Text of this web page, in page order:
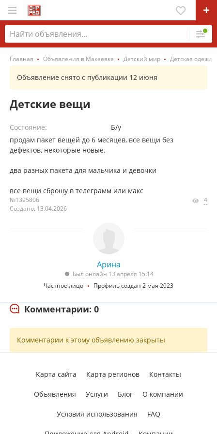
Главная Объявления в Макеевке Детский мир Детская одежда
Объявление снято с публикации 12 июня
Детские вещи
Состояние:
Б/у
продам пакет вещей до 6 месяцев, все вещи без
дефектов, некоторые новые.
два разных пакета для мальчика и девочки
все вещи сброшу в телеграмм или макс
№1395806
Создано: 13.04.2026
4
Арина
Был онлайн 13 апреля 15:14
Частное лицо
Профиль создан 2 мая 2023
Комментарии: 0
Комментарии к этому объявлению закрыты
Карта сайта Карта регионов Контакты
Объявления Услуги Блог О компании
Условия использования FAQ